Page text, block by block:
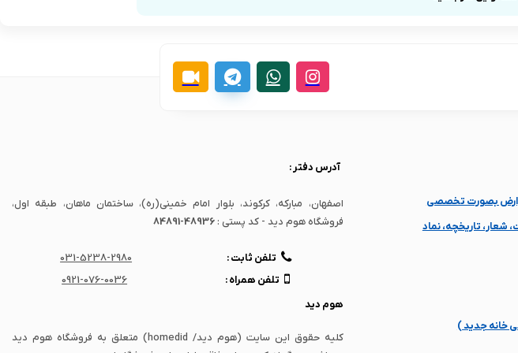
بصورت تخصصی
شعار، تاریخچه، نماد
خانه جدید )
آدرس دفتر :
اصفهان، مبارکه، کرکوند، بلوار امام خمینی(ره)، ساختمان ماهان، طبقه اول،
فروشگاه هوم دید - کد پستی :84891-48936
تلفن ثابت :
031-5238-2980
تلفن همراه :
0921-076-0036
هوم دید
کلیه حقوق این سایت (هوم دید/ homedid) متعلق به فروشگاه هوم دید